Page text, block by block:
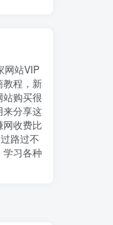
网站VIP
教程，新
购买很
来分享这
收费比
路过不
学习各种